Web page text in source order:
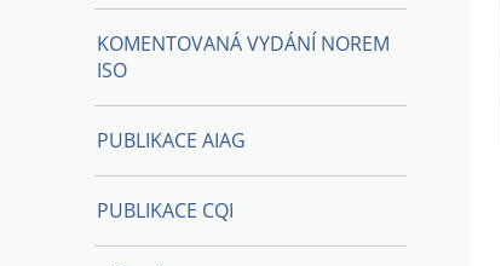
KOMENTOVANÁ VYDÁNÍ NOREM
ISO
PUBLIKACE AIAG
PUBLIKACE CQI